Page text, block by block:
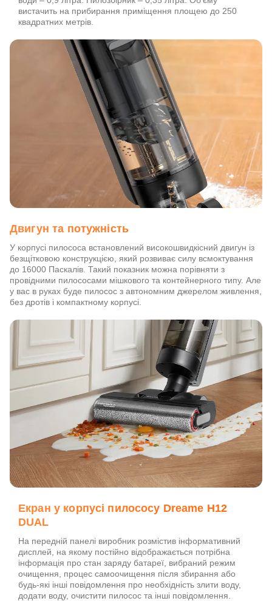
вистачить на прибирання приміщення площею до 250
квадратних метрів.
Двигун та потужність
У корпусі пилососа встановлений високошвидкісний двигун із
безщітковою конструкцією, який розвиває силу всмоктування
до 16000 Паскалів. Такий показник можна порівняти з
провідними пилососами мішкового та контейнерного типу. Але
у вас в руках буде пилосос з автономним джерелом живлення,
без дротів і компактному корпусі.
Екран у корпусі пилососу Dreame H12
DUAL
На передній панелі виробник розмістив інформативний
дисплей, на якому постійно відображається потрібна
інформація про стан заряду батареї, вибраний режим
очищення, процес самоочищення після збирання або
будь-які інші повідомлення про необхідність злити воду,
додати воду, очистити пилосос та інші повідомлення.